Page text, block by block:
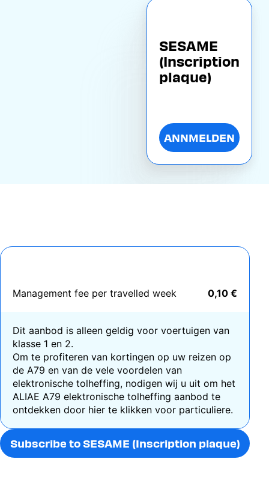
SESAME
(Inscription
plaque)
ANNMELDEN
Management fee per travelled week 0,10 €
Dit aanbod is alleen geldig voor voertuigen van
klasse 1 en 2.
Om te profiteren van kortingen op uw reizen op
de A79 en van de vele voordelen van
elektronische tolheffing, nodigen wij u uit om het
ALIAE A79 elektronische tolheffing aanbod te
ontdekken door hier te klikken voor particuliere.
Subscribe to SESAME (Inscription plaque)